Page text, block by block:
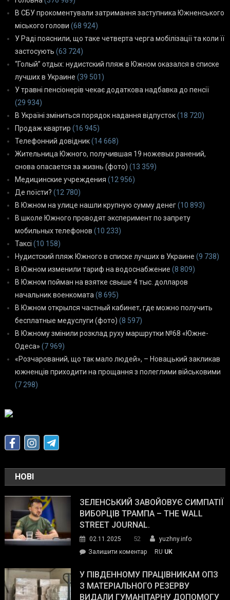
В СБУ прокоментували затримання заступника Южненського
міського голови (68 924)
У Раді пояснили, що таке четверта черга мобілізації та коли її
застосують (63 724)
“Голый” отдых: нудистский пляж в Южном оказался в списке
лучших в Украине (39 501)
У травні пенсіонерів чекає додаткова надбавка до пенсії
(29 934)
В Україні зміниться порядок надання відпусток(18 720)
Продаж квартир (16 945)
Телефонний довідник(14 668)
Жительница Южного, получившая 19 ножевых ранений,
снова опасается за жизнь (фото) (13 359)
Медицинские учреждения (12 956)
Де поїсти? (12 780)
В Южном на улице нашли крупную сумму денег(10 893)
В школе Южного проводят эксперимент по запрету
мобильных телефонов (10 233)
Таксі (10 158)
Нудистский пляж Южного в списке лучших в Украине (9 738)
В Южном изменили тариф на водоснабжение (8 809)
В Южном пойман на взятке свыше 4 тыс. долларов
начальник военкомата (8 695)
В Южном открылся частный кабинет, где можно получить
бесплатные медуслуги (фото) (8 597)
В Южному змінили розклад руху маршрутки №68 «Южне-
Одеса» (7 969)
«Розчарований, що так мало людей», – Новацький закликав
южненців приходити на прощання з полеглими військовими
(7 298)
НОВІ
ЗЕЛЕНСЬКИЙ ЗАВОЙОВУЄ СИМПАТІЇ
ВИБОРЦІВ ТРАМПА – THE WALL
STREET JOURNAL.
02.11.2025 52
yuzhny.info
Залишити коментарon
завойовує
симпатії
виборців
RU UK
У ПІВДЕННОМУ ПРАЦІВНИКАМ ОПЗ
З МАТЕРІАЛЬНОГО РЕЗЕРВУ
ВИДАЛИ ГУМАНІТАРНУ ДОПОМОГУ